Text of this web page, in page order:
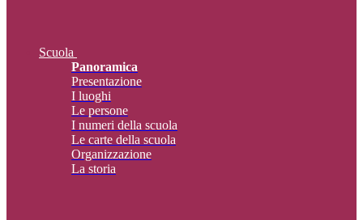
Scuola
Panoramica
Presentazione
I luoghi
Le persone
I numeri della scuola
Le carte della scuola
Organizzazione
La storia